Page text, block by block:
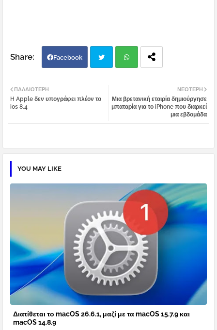
Facebook
tter atsa
ΝΕΌΤΕΡΗ
Μια βρετανική εταιρία δημιούργησε
μπαταρία για το iPhone που διαρκεί
μια εβδομάδα
ΠΑΛΑΙΌΤΕΡΗ
H Apple δεν υπογράφει πλέον το
ios 8.4
YOU MAY LIKE
Διατίθεται το macOS 26.6.1, μαζί με τα macOS 15.7.9 και
macOS 14.8.9